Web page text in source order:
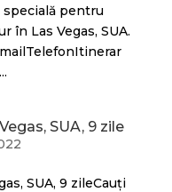
pentru
în Las Vegas, SUA.
SUA, 9 zile
SUA, 9 zileCauți